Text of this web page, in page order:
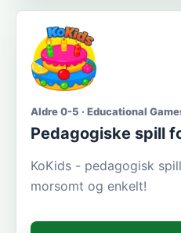
Aldre 0-5 · Educational
Pedagogiske spill
KoKids - pedagogisk
morsomt og enkelt!